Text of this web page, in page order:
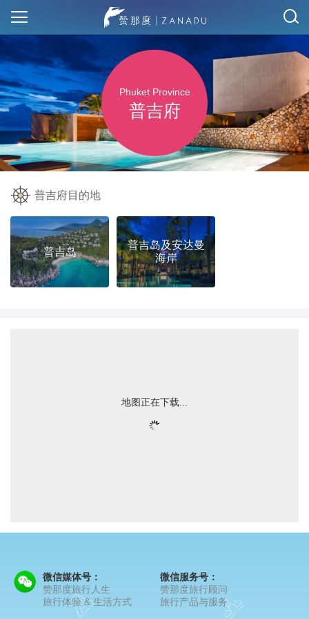
Phuket Province
普吉府
普吉府目的地
普吉岛
普吉岛及安达曼
海岸
地图正在下载...
微信媒体号：
赞那度旅行人生
旅行体验 & 生活方式
微信服务号：
赞那度旅行顾问
旅行产品与服务